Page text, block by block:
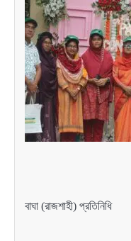
বাঘা (রাজশাহী) প্রতিনিধি